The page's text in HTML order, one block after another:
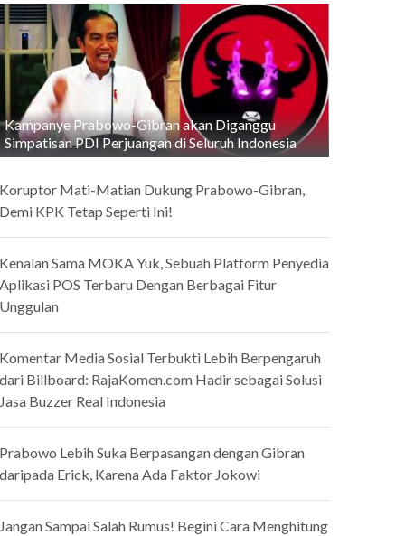
Kampanye Prabowo-Gibran akan Diganggu
Simpatisan PDI Perjuangan di Seluruh Indonesia
Mati-Matian Dukung Prabowo-Gibran,
KPK Tetap Seperti Ini!
Sama MOKA Yuk, Sebuah Platform Penyedia
POS Terbaru Dengan Berbagai Fitur
Media Sosial Terbukti Lebih Berpengaruh
Billboard: RajaKomen.com Hadir sebagai Solusi
Buzzer Real Indonesia
Lebih Suka Berpasangan dengan Gibran
Erick, Karena Ada Faktor Jokowi
Sampai Salah Rumus! Begini Cara Menghitung